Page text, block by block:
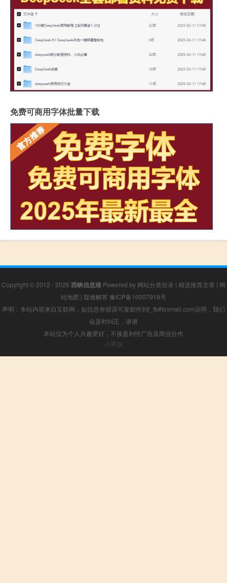
免费可商用字体批量下载
Copyright © 2012 - 2026 西峡信息港 Powered by 网站分类目录 | 精选推荐文章 | 网
站地图 | 疑难解答 豫ICP备10007919号
声明：本站内容来自互联网，如信息有错误可发邮件到f_fb#foxmail.com说明，我们
会及时纠正，谢谢
本站仅为个人兴趣爱好，不接盈利性广告及商业合作
小男孩